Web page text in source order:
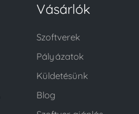
Vásárlók
Szoftverek
Pályázatok
Küldetésünk
Blog